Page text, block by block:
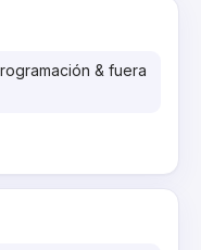
& fuera